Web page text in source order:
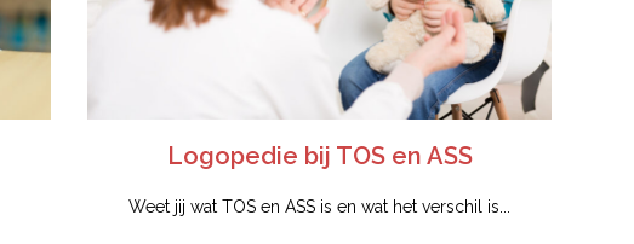
Logopedie bij TOS en ASS
Weet jij wat TOS en ASS is en wat het verschil is...